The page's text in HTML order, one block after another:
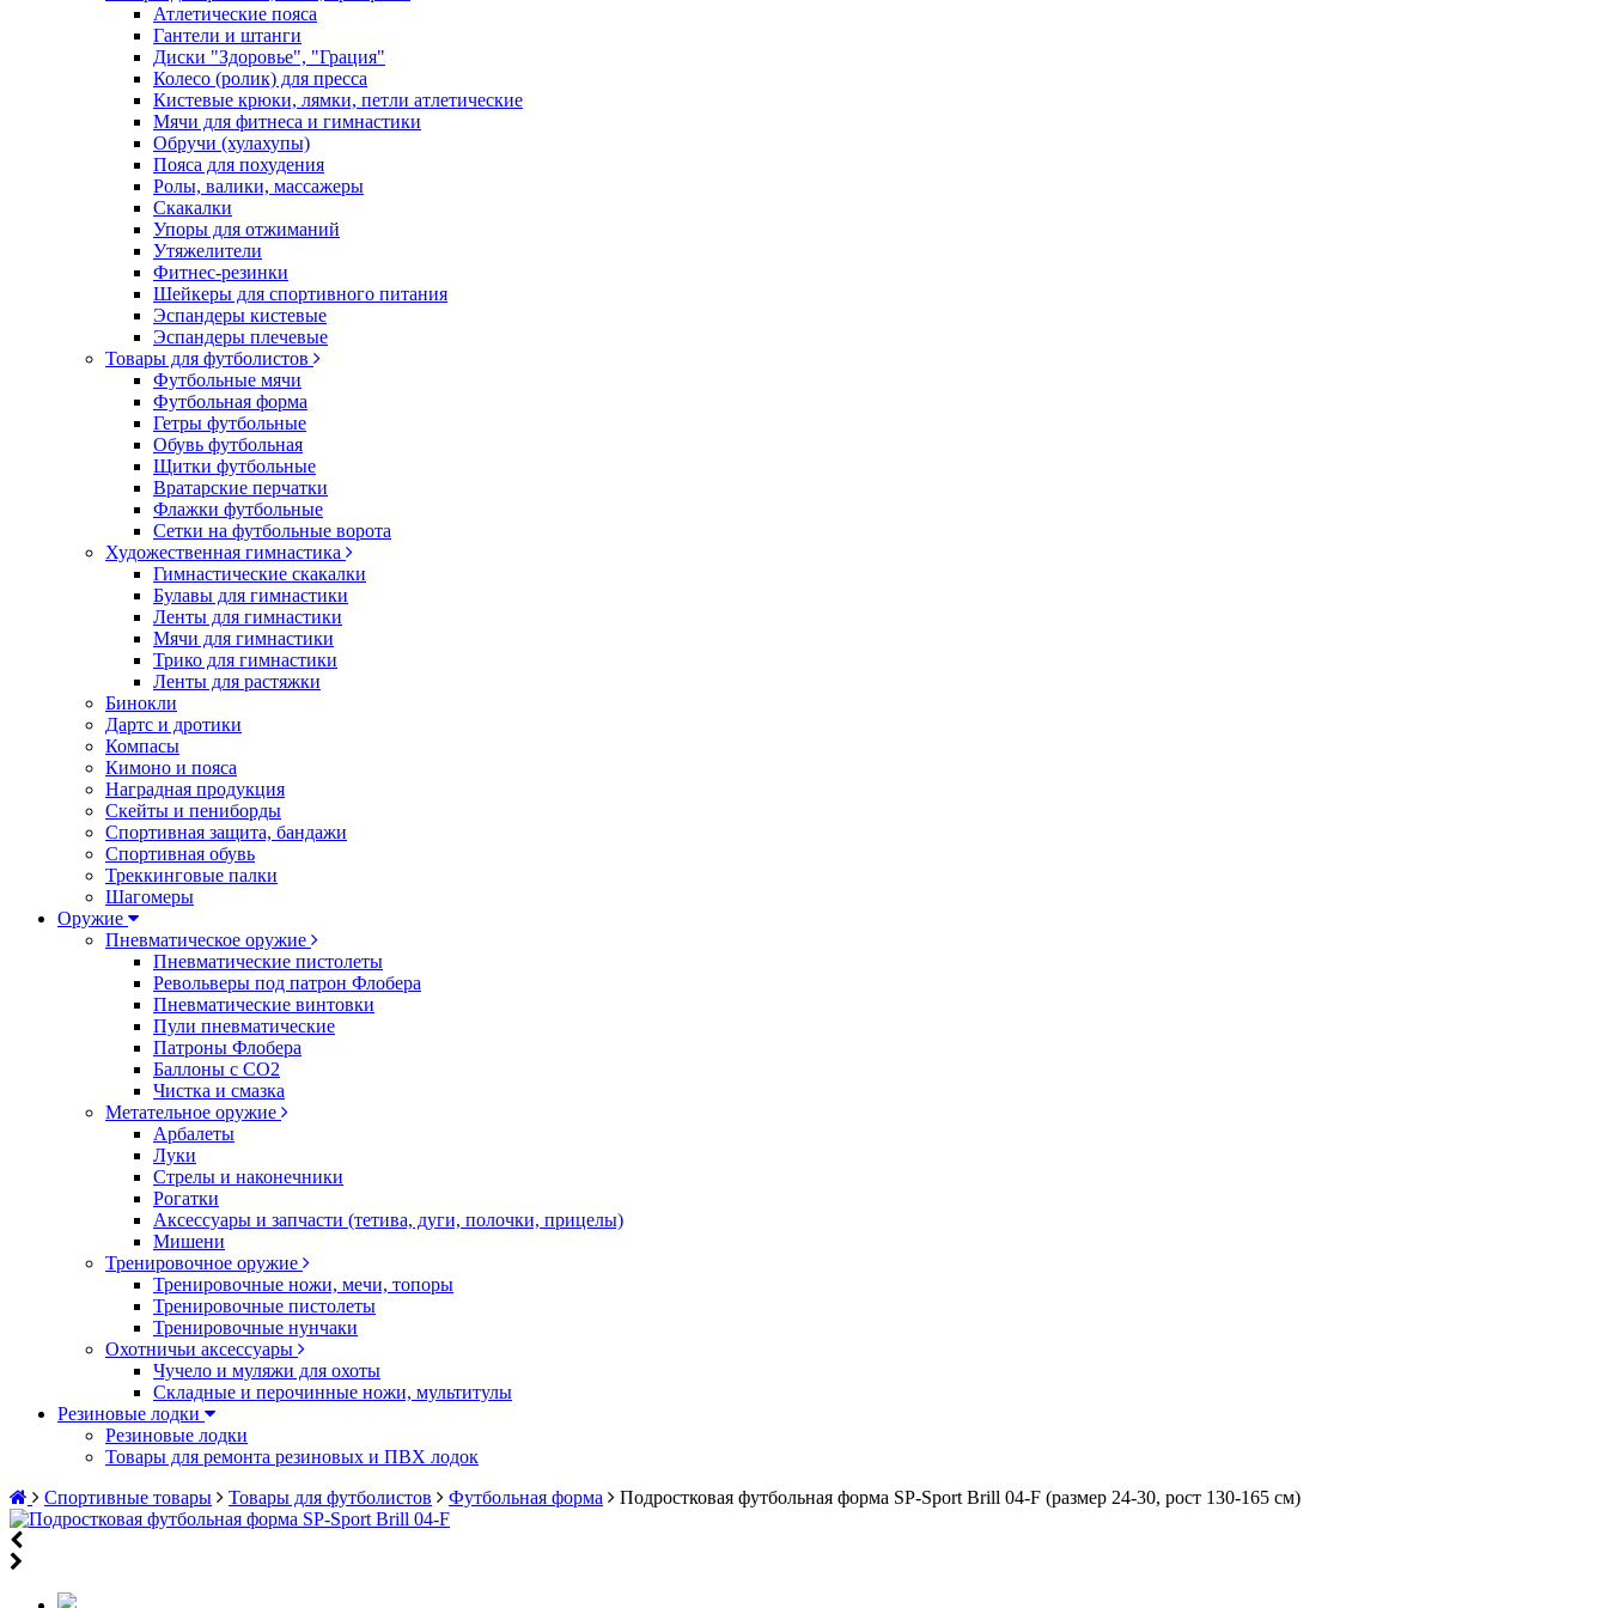
Атлетические пояса
Гантели и штанги
Диски "Здоровье", "Грация"
Колесо (ролик) для пресса
Кистевые крюки, лямки, петли атлетические
Мячи для фитнеса и гимнастики
Обручи (хулахупы)
Пояса для похудения
Ролы, валики, массажеры
Скакалки
Упоры для отжиманий
Утяжелители
Фитнес-резинки
Шейкеры для спортивного питания
Эспандеры кистевые
Эспандеры плечевые
Товары для футболистов
Футбольные мячи
Футбольная форма
Гетры футбольные
Обувь футбольная
Щитки футбольные
Вратарские перчатки
Флажки футбольные
Сетки на футбольные ворота
Художественная гимнастика
Гимнастические скакалки
Булавы для гимнастики
Ленты для гимнастики
Мячи для гимнастики
Трико для гимнастики
Ленты для растяжки
Бинокли
Дартс и дротики
Компасы
Кимоно и пояса
Наградная продукция
Скейты и пениборды
Спортивная защита, бандажи
Спортивная обувь
Треккинговые палки
Шагомеры
Оружие
Пневматическое оружие
Пневматические пистолеты
Револьверы под патрон Флобера
Пневматические винтовки
Пули пневматические
Патроны Флобера
Баллоны с CO2
Чистка и смазка
Метательное оружие
Арбалеты
Луки
Стрелы и наконечники
Рогатки
Аксессуары и запчасти (тетива, дуги, полочки, прицелы)
Мишени
Тренировочное оружие
Тренировочные ножи, мечи, топоры
Тренировочные пистолеты
Тренировочные нунчаки
Охотничьи аксессуары
Чучело и муляжи для охоты
Складные и перочинные ножи, мультитулы
Резиновые лодки
Резиновые лодки
Товары для ремонта резиновых и ПВХ лодок
Спортивные товары
Товары для футболистов Футбольная форма Подростковая футбольная форма SP-Sport Brill 04-F (размер 24-30, рост 130-165 см)